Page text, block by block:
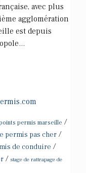
avec plus
agglomération
est depuis
permis marseille /
permis pas cher /
de conduire /
/ stage de rattrapage de